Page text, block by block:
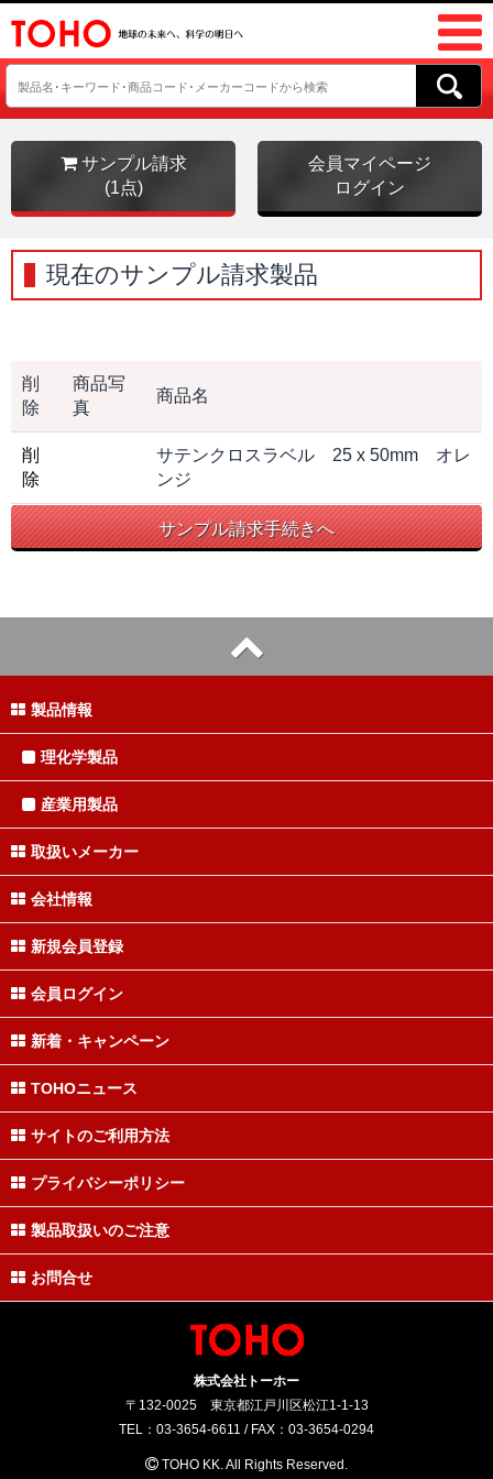
サンプル請求
(1点)
会員マイページ
ログイン
現在のサンプル請求製品
削
除
商品写
真
商品名
削
除
サテンクロスラベル 25 x 50mm オレ
ンジ
サンプル請求手続きへ
製品情報
理化学製品
産業用製品
取扱いメーカー
会社情報
新規会員登録
会員ログイン
新着・キャンペーン
TOHOニュース
サイトのご利用方法
プライバシーポリシー
製品取扱いのご注意
お問合せ
株式会社トーホー
〒132-0025 東京都江戸川区松江1-1-13
TEL：03-3654-6611 / FAX：03-3654-0294
TOHO KK. All Rights Reserved.